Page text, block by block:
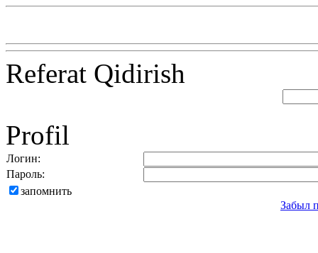
Referat Qidirish
Profil
Логин:
Пароль:
запомнить
Забыл